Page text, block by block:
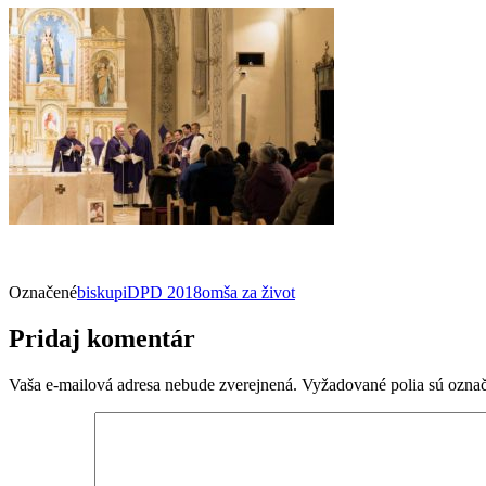
OznačenébiskupiDPD 2018omša za život
Pridaj komentár
Vaša e-mailová adresa nebude zverejnená. Vyžadované polia sú